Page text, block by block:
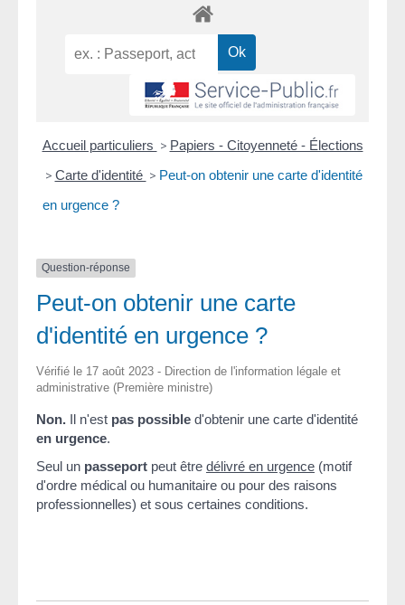
Accueil particuliers > Papiers - Citoyenneté - Élections
> Carte d'identité > Peut-on obtenir une carte d'identité
en urgence ?
Question-réponse
Peut-on obtenir une carte
d'identité en urgence ?
Vérifié le 17 août 2023 - Direction de l'information légale et
administrative (Première ministre)
Non. Il n'est pas possible d'obtenir une carte d'identité
en urgence.
Seul un passeport peut être délivré en urgence (motif
d'ordre médical ou humanitaire ou pour des raisons
professionnelles) et sous certaines conditions.